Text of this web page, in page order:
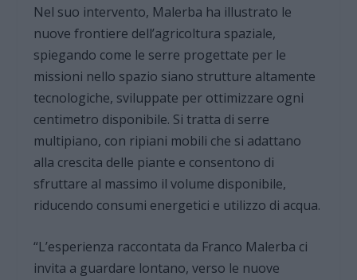
Nel suo intervento, Malerba ha illustrato le
nuove frontiere dell’agricoltura spaziale,
spiegando come le serre progettate per le
missioni nello spazio siano strutture altamente
tecnologiche, sviluppate per ottimizzare ogni
centimetro disponibile. Si tratta di serre
multipiano, con ripiani mobili che si adattano
alla crescita delle piante e consentono di
sfruttare al massimo il volume disponibile,
riducendo consumi energetici e utilizzo di acqua.
“L’esperienza raccontata da Franco Malerba ci
invita a guardare lontano, verso le nuove